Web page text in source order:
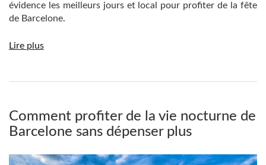
évidence les meilleurs jours et local pour profiter de la fête
de Barcelone.
Lire plus
Comment profiter de la vie nocturne de
Barcelone sans dépenser plus